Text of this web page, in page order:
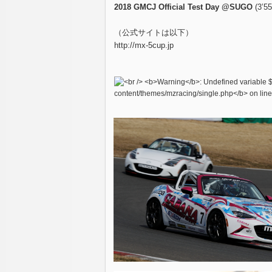
2018 GMCJ Official Test Day @SUGO
（公式サイトは以下）
http://mx-5cup.jp